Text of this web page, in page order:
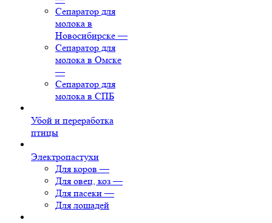
Сепаратор для
молока в
Новосибирске —
Сепаратор для
молока в Омске
—
Сепаратор для
молока в СПБ
Убой и переработка
птицы
Электропастухи
Для коров —
Для овец, коз —
Для пасеки —
Для лошадей